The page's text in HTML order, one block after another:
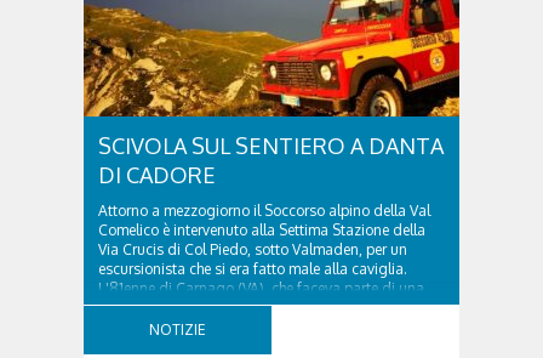
SCIVOLA SUL SENTIERO A DANTA
DI CADORE
Attorno a mezzogiorno il Soccorso alpino della Val
Comelico è intervenuto alla Settima Stazione della
Via Crucis di Col Piedo, sotto Valmaden, per un
escursionista che si era fatto male alla caviglia.
L'81enne di Carnago (VA), che faceva parte di una
comitiva e aveva riportato un trauma...
NOTIZIE